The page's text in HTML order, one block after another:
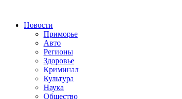
Новости
Приморье
Авто
Регионы
Здоровье
Криминал
Культура
Наука
Общество